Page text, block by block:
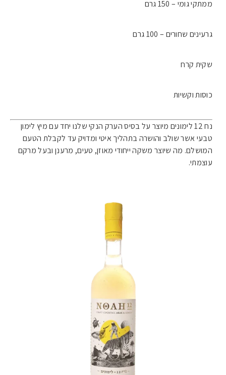
ממתקי גומי – 150 גרם
גרעינים שחורים – 100 גרם
שקית קרח
כוסות וקשיות
נח 12 לימונים מיוצר על בסיס הערק הנקי שלנו יחד עם מיץ לימון
טבעי אשר שולב והושרה בתהליך איטי ומדויק עד לקבלת הטעם
המושלם. מה שיוצר משקה ייחודי מאוזן, טעים, מרענן ובעל מרקם
עוצמתי.